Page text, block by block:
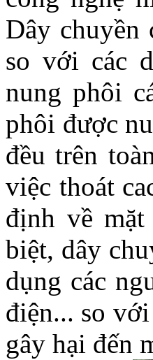
Dây chuyền
so với các
nung phôi
phôi được
đều trên
việc thoát
định về
biệt, dây
dụng các
điện... so
gây hại đến